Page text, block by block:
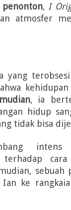
, I
atmosfer
yang
, ia
hidup
tidak bisa
terhadap
sebuah
ke